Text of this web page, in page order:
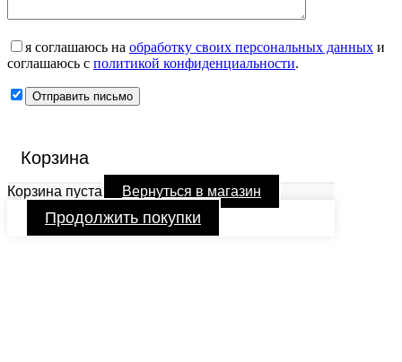
я соглашаюсь на обработку своих персональных данных и
соглашаюсь с политикой конфиденциальности.
Корзина
Корзина пуста Вернуться в магазин
Продолжить покупки